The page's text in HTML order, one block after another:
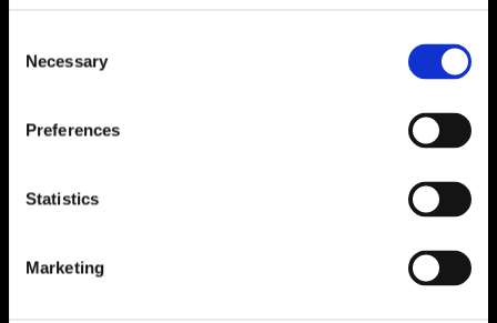
Selection
Necessary
Preferences
Statistics
Marketing